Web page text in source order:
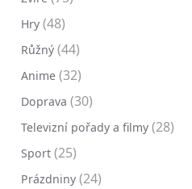
Hry (48)
Růžný (44)
Anime (32)
Doprava (30)
Televizní pořady a filmy (28)
Sport (25)
Prázdniny (24)